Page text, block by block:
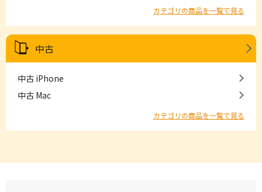
カテゴリの商品を一覧で見る
中古
中古 iPhone
中古 Mac
カテゴリの商品を一覧で見る